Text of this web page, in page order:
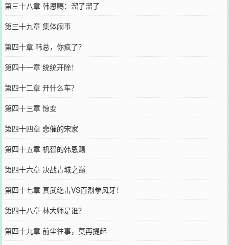
第三十八章 韩恩赐：溜了溜了
第三十九章 集体闹事
第四十章 韩总，你疯了？
第四十一章 统统开除！
第四十二章 开什么车？
第四十三章 惊变
第四十四章 悲催的宋家
第四十五章 机智的韩恩赐
第四十六章 决战青城之巅
第四十七章 真武绝击VS百烈拳风牙！
第四十八章 林大师是谁？
第四十九章 前尘往事，莫再提起